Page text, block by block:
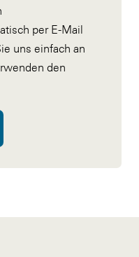
per E-Mail
uns einfach an
den